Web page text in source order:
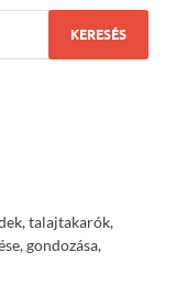
talajtakarók,
gondozása,